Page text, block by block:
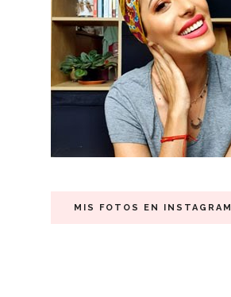
MIS FOTOS EN INSTAGRAM